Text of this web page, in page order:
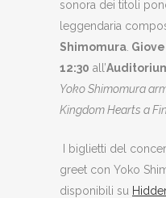
sonora dei titoli
leggendaria
Shimomura
12:30 all’
Yoko Shimomura
Kingdom Hearts a
I biglietti del
greet con Yoko
disponibili su